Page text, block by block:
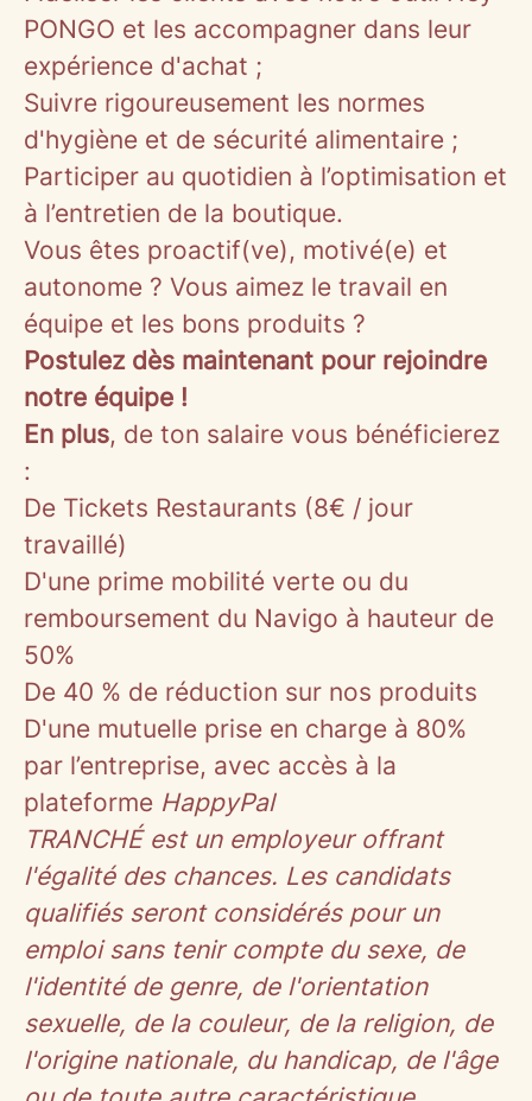
PONGO et les accompagner dans leur
expérience d'achat ;
Suivre rigoureusement les normes
d'hygiène et de sécurité alimentaire ;
Participer au quotidien à l’optimisation et
à l’entretien de la boutique.
Vous êtes proactif(ve), motivé(e) et
autonome ? Vous aimez le travail en
équipe et les bons produits ?
Postulez dès maintenant pour rejoindre
notre équipe !
En plus, de ton salaire vous bénéficierez
:
De Tickets Restaurants (8€ / jour
travaillé)
D'une prime mobilité verte ou du
remboursement du Navigo à hauteur de
50%
De 40 % de réduction sur nos produits
D'une mutuelle prise en charge à 80%
par l’entreprise, avec accès à la
plateforme HappyPal
TRANCHÉ est un employeur offrant
l'égalité des chances. Les candidats
qualifiés seront considérés pour un
emploi sans tenir compte du sexe, de
l'identité de genre, de l'orientation
sexuelle, de la couleur, de la religion, de
l'origine nationale, du handicap, de l'âge